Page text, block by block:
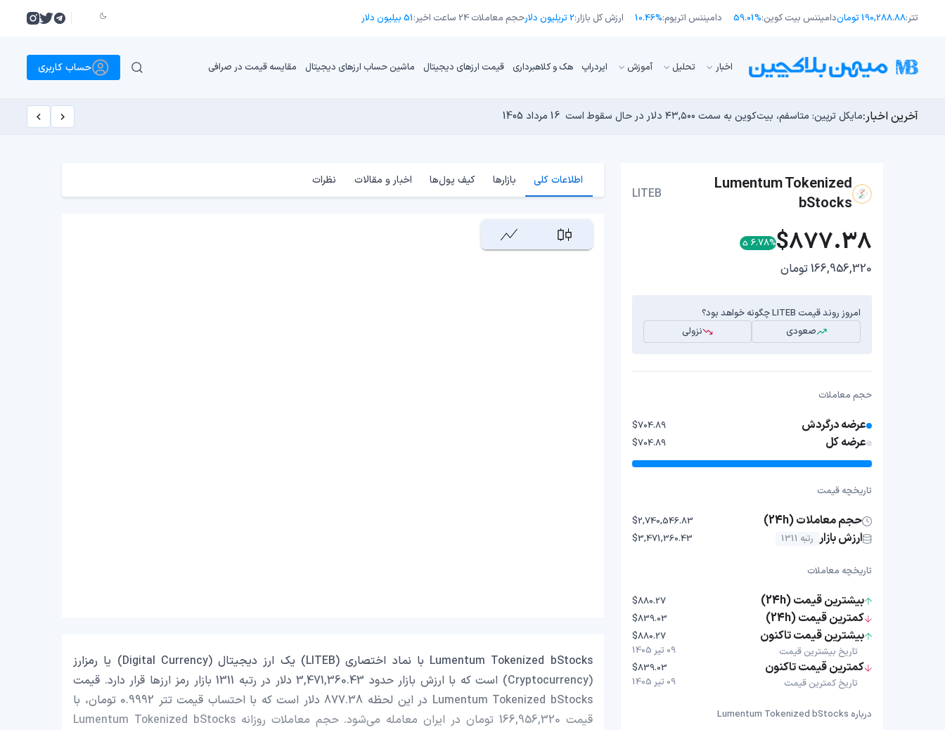
تتر:190,288.88 تومان دامیننس بیت کوین:59.01% دامیننس اتریوم:10.46% ارزش کل بازار:2 تریلیون دلار حجم معاملات 24 ساعت اخیر: 51 بیلیون دلار
اﺧﺒﺎر تحلیل آموزش ایردراپ هک و کلاهبرداری قیمت ارزهای دیجیتال ماشین حساب ارزهای دیجیتال مقایسه قیمت در صرافی حساب کاربری
آخرین اخبار:مایکل ترپین: متاسفم، بیت‌کوین به سمت ۴۳,۵۰۰ دلار در حال سقوط است 16 مرداد 1405 توسعه‌دهندگان بیت‌کوین ۸۵ باگ بحرانی را در یک وضعیت «فوق‌العاده بد» شناسایی کردند
اوج‌گیری طلا با تقاضای چین؛ چرا قیمت بیت کوین در ۶۴ هزار دلار درجا می‌زند؟ 15 مرداد 1405
بدترین نمودار برای گاوهای بیت کوین؛ آیا دوران رالی‌های نجومی به پایان رسیده است؟ 14 مرداد 1405 انتقال ۶۶ میلیون دلاری بیت کوین توسط مایکرواستراتژی؛ آیا فشار فروش جدیدی در راه است؟
Lumentum Tokenized
bStocks
LITEB
$877.38
6.78%
166,956,320 تومان
امروز روند قیمت LITEB چگونه خواهد بود؟
صعودی
نزولی
حجم معاملات
عرضه درگردش $704.89
عرضه کل $704.89
تاریخچه قیمت
حجم معاملات (24h) $2,740,546.83
ارزش بازار رتبه 1311 $3,471,360.43
تاریخچه معاملات
بیشترین قیمت (24h) $880.27
کمترین قیمت (24h) $839.03
بیشترین قیمت تاکنون
تاریخ بیشترین قیمت
$880.27
09 تیر 1405
کمترین قیمت تاکنون
تاریخ کمترین قیمت
$839.03
09 تیر 1405
درباره Lumentum Tokenized bStocks
اطلاعات کلی بازارها کیف پول‌ها اخبار و مقالات نظرات
Lumentum Tokenized bStocks با نماد اختصاری (LITEB) یک ارز دیجیتال (Digital Currency) یا رمزارز
(Cryptocurrency) است که با ارزش بازار حدود 3,471,360.43 دلار در رتبه 1311 بازار رمز ارزها قرار دارد. قیمت
Lumentum Tokenized bStocks در این لحظه 877.38 دلار است که با احتساب قیمت تتر 0.9992 تومان، با
قیمت 166,956,320 تومان در ایران معامله می‌شود. حجم معاملات روزانه Lumentum Tokenized bStocks